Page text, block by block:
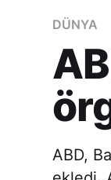
DÜNYA
ABD,